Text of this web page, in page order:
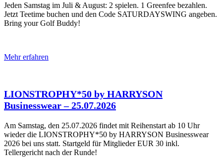
Jeden Samstag im Juli & August: 2 spielen. 1 Greenfee bezahlen.
Jetzt Teetime buchen und den Code SATURDAYSWING angeben.
Bring your Golf Buddy!
Mehr erfahren
LIONSTROPHY*50 by HARRYSON
Businesswear – 25.07.2026
Am Samstag, den 25.07.2026 findet mit Reihenstart ab 10 Uhr
wieder die LIONSTROPHY*50 by HARRYSON Businesswear
2026 bei uns statt. Startgeld für Mitglieder EUR 30 inkl.
Tellergericht nach der Runde!